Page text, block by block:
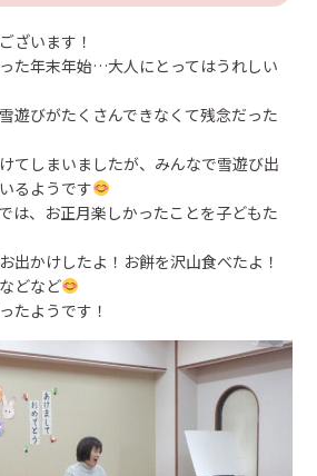
・幼稚園開放
入園のご案内
ざいます！
た年末年始…大人にとってはうれしい
遊びがたくさんできなくて残念だった
てしまいましたが、みんなで雪遊び出
るようです
は、お正月楽しかったことを子どもた
出かけしたよ！お餅を沢山食べたよ！
どなど
たようです！